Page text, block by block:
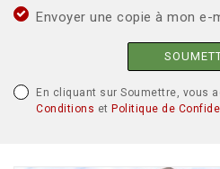
Envoyer une copie à mon e-
En cliquant sur Soumettre, vous
Conditions et Politique de